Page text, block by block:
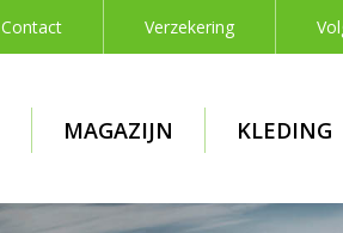
Contact Verzekering
MAGAZIJN KLEDING